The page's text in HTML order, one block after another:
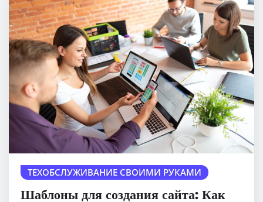
ТЕХОБСЛУЖИВАНИЕ СВОИМИ РУКАМИ
Шаблоны для создания сайта: Как